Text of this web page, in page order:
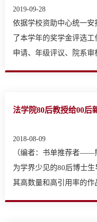
2019-09-28
依据学校资助中心统一
了本学年的奖学金评选
申请、年级评议、院系
法学院80后教授给00后
2018-08-09
（编者：书单推荐者——
为学界少见的80后博士
其高数量和高引用率的